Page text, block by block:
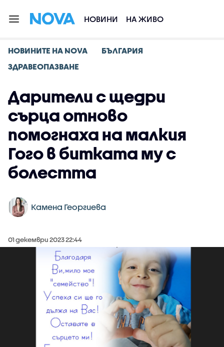
НОВИНИ НА ЖИВО
НОВИНИТЕ НА NOVA
БЪЛГАРИЯ
ЗДРАВЕОПАЗВАНЕ
Дарители с щедри
сърца отново
помогнаха на малкия
Гого в битката му с
болестта
Камена Георгиева
01 декември 2023 22:44